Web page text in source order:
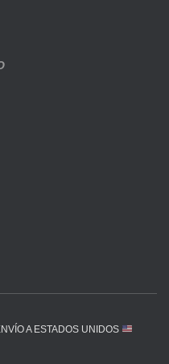
A ESTADOS UNIDOS